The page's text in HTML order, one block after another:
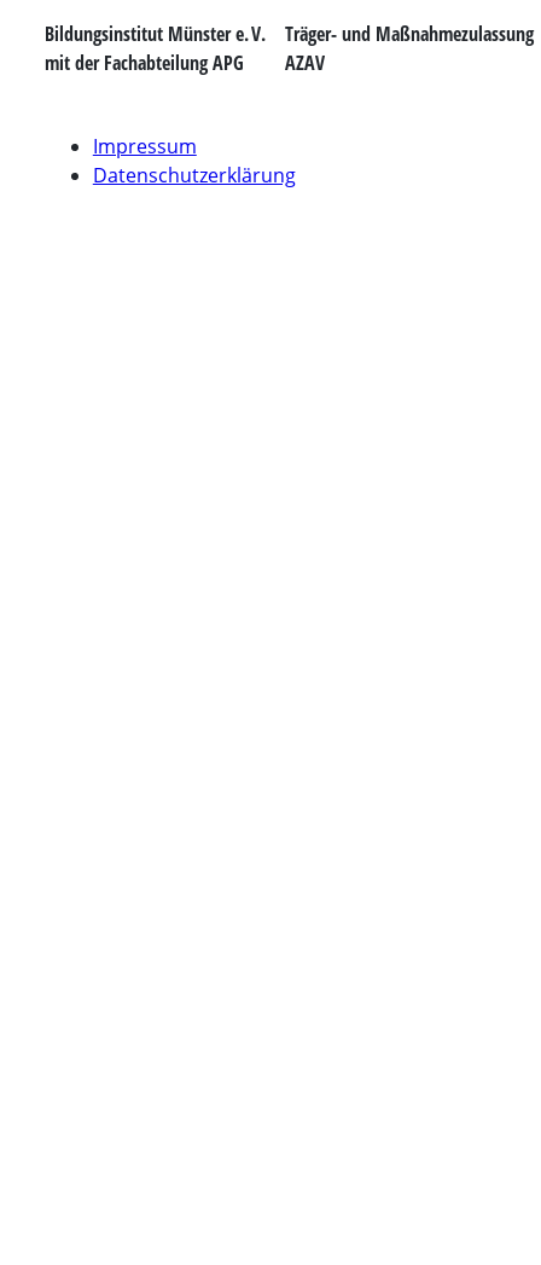
Bildungsinstitut Münster e. V.
mit der Fachabteilung APG
Träger- und Maßnahmezulassung
AZAV
Impressum
Datenschutzerklärung